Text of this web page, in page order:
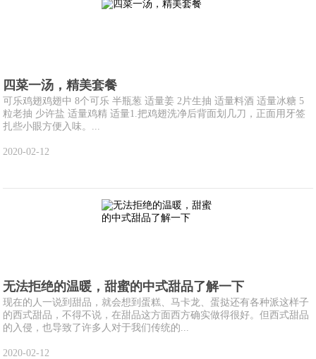
四菜一汤，精美套餐
可乐鸡翅鸡翅中 8个可乐 半瓶葱 适量姜 2片生抽 适量料酒 适量冰糖 5
粒老抽 少许盐 适量鸡精 适量1.把鸡翅洗净后背面划几刀，正面用牙签
扎些小眼方便入味。...
2020-02-12
无法拒绝的温暖，甜蜜的中式甜品了解一下
现在的人一说到甜品，就会想到蛋糕、马卡龙、蛋挞还有各种派这样子
的西式甜品，不得不说，在甜品这方面西方确实做得很好。但西式甜品
的入侵，也导致了许多人对于我们传统的...
2020-02-12